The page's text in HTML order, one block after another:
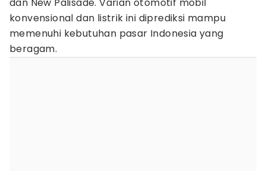
konvensional dan listrik ini diprediksi mampu
memenuhi kebutuhan pasar Indonesia yang
beragam.